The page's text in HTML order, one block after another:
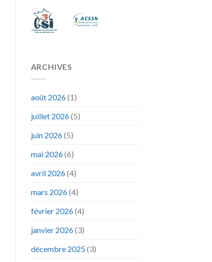
ARCHIVES
août 2026(1)
juillet 2026(5)
juin 2026(5)
mai 2026(6)
avril 2026(4)
mars 2026(4)
février 2026(4)
janvier 2026(3)
décembre 2025(3)